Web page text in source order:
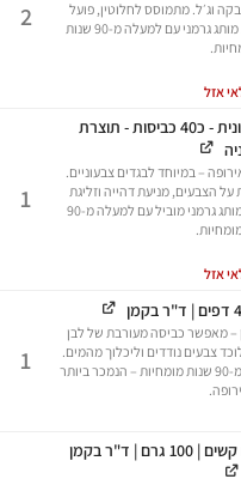
וג׳ל. מתמוסס לחלוטין, פועל
מ-20 מעלות, לכל סוגי הבגדים. מותג גרמני עם למעלה מ-90 שנות
אזל
2
דפי כביסה לכביסה צבעונית - כ40 כביסות - תוצרת
– במיוחד לבגדים צבעוניים.
הצבעים, מניעת דהייה וזליגת
צבע. דף אחד לתוף ומפעילים. מותג גרמני מוביל עם למעלה מ-90
אזל
1
– מאפשר כביסה מעורבת של לבן
צבעים נודדים וליכלוך מהמים.
40 דפים. מותג גרמני עם למעלה מ-90 שנות מומחיות – הנמכר ביותר
1
| ד"ר בקמן